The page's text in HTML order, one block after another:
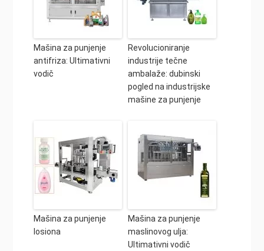
Mašina za punjenje
antifriza: Ultimativni
vodič
Revolucioniranje
industrije tečne
ambalaže: dubinski
pogled na industrijske
mašine za punjenje
Mašina za punjenje
losiona
Mašina za punjenje
maslinovog ulja:
Ultimativni vodič